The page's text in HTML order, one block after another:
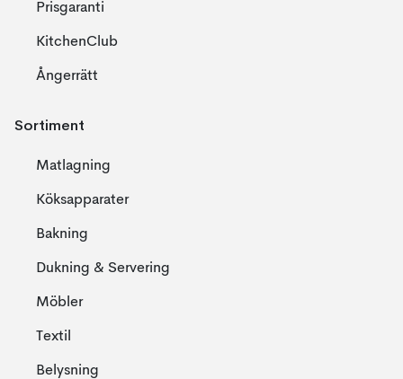
Prisgaranti
KitchenClub
Ångerrätt
Sortiment
Matlagning
Köksapparater
Bakning
Dukning & Servering
Möbler
Textil
Belysning